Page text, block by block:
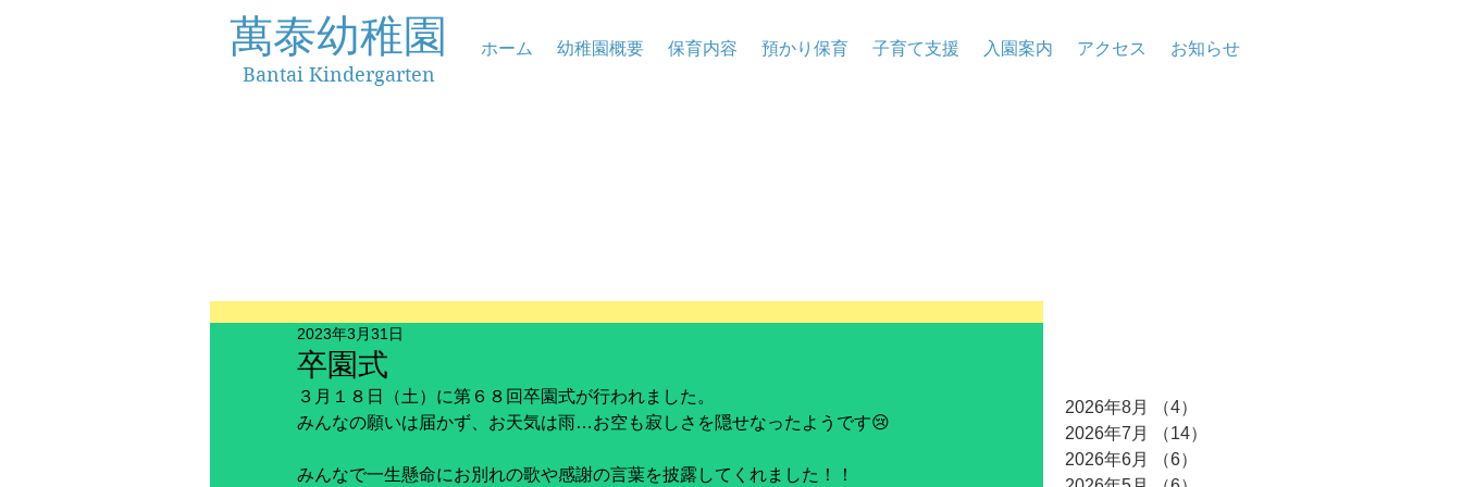
萬泰幼稚園
Bantai Kindergarten
ホーム 幼稚園概要 保育内容 預かり保育 子育て支援 入園案内 アクセス お知らせ
卒園式
2023年3月31日
３月１８日（土）に第６８回卒園式が行われました。
みんなの願いは届かず、お天気は雨…お空も寂しさを隠せなったようです😢
みんなで一生懸命にお別れの歌や感謝の言葉を披露してくれました！！
2026年8月 （4）
2026年7月
（14）
2026年6月
（6）